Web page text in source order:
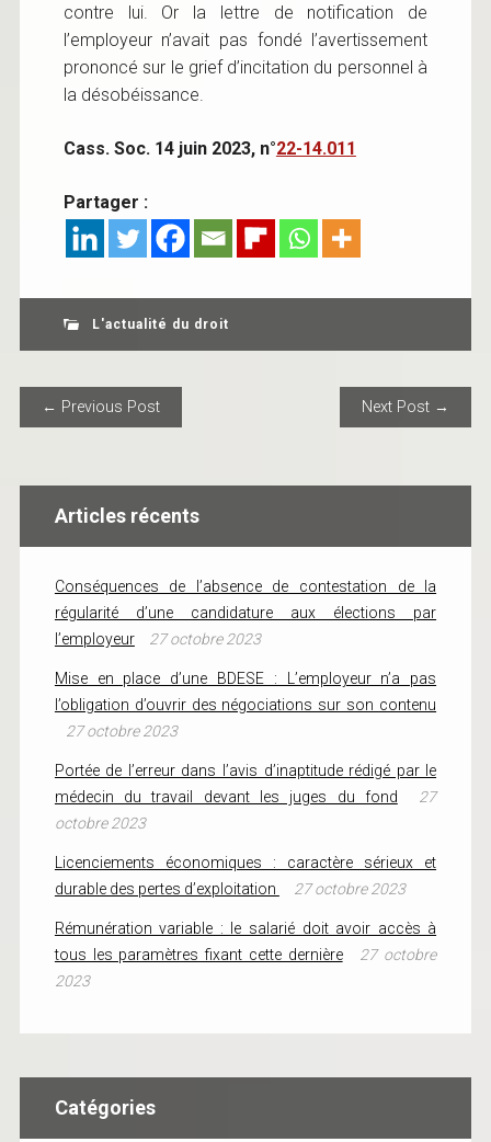
contre lui. Or la lettre de notification de
l’employeur n’avait pas fondé l’avertissement
prononcé sur le grief d’incitation du personnel à
la désobéissance.
Cass. Soc. 14 juin 2023, n°22-14.011
Partager :
L'actualité du droit
POST NAVIGATION
← Previous Post Next Post →
Articles récents
Conséquences de l’absence de contestation de la
régularité d’une candidature aux élections par
l’employeur
27 octobre 2023
Mise en place d’une BDESE : L’employeur n’a pas
l’obligation d’ouvrir des négociations sur son contenu
27 octobre 2023
Portée de l’erreur dans l’avis d’inaptitude rédigé par le
médecin du travail devant les juges du fond
27
octobre 2023
Licenciements économiques : caractère sérieux et
durable des pertes d’exploitation
27 octobre 2023
Rémunération variable : le salarié doit avoir accès à
tous les paramètres fixant cette dernière
27 octobre
2023
Catégories